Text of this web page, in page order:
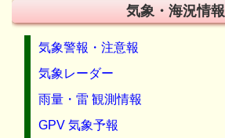
気象・海況情報
気象警報・注意報
気象レーダー
雨量・雷 観測情報
GPV 気象予報